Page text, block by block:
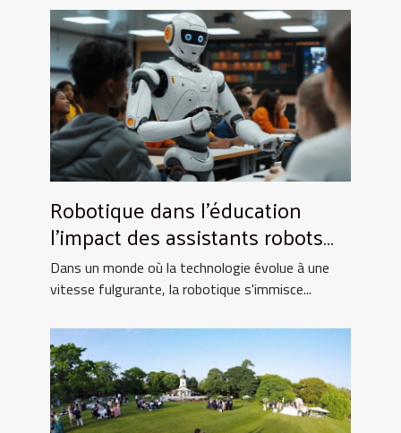
Robotique dans l'éducation
l'impact des assistants robots
sur l'apprentissage moderne
Dans un monde où la technologie évolue à une
vitesse fulgurante, la robotique s'immisce...